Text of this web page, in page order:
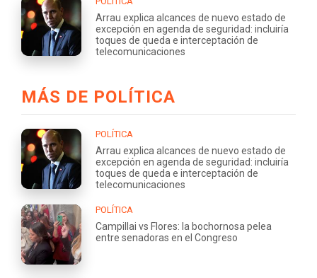
Arrau explica alcances de nuevo estado de
excepción en agenda de seguridad: incluiría
toques de queda e interceptación de
telecomunicaciones
MÁS DE POLÍTICA
POLÍTICA
Arrau explica alcances de nuevo estado de
excepción en agenda de seguridad: incluiría
toques de queda e interceptación de
telecomunicaciones
POLÍTICA
Campillai vs Flores: la bochornosa pelea
entre senadoras en el Congreso